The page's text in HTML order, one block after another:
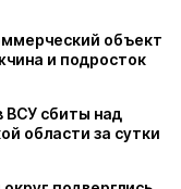
объект
и подросток
ВСУ сбиты над
области за сутки